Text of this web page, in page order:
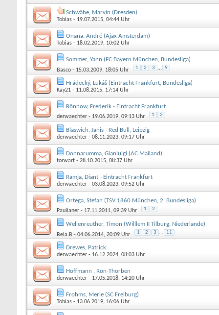
Schwäbe, Marvin (Dresden)
Tobias - 19.07.2015, 04:44 Uhr
Onana, André (Ajax Amsterdam)
Tobias - 18.02.2019, 10:02 Uhr
Sommer, Yann (FC Bayern München, Bundesliga)
Basco - 15.03.2009, 18:05 Uhr 1 2 3 ... 9
Hrádecký, Lukáš (Eintracht Frankfurt, Bundesliga)
Kay21 - 11.08.2015, 17:14 Uhr
Rönnow, Frederik - Eintracht Frankfurt
derwaechter - 19.06.2019, 09:13 Uhr 1 2
Blaswich, Janis - Red Bull, Leipzig
derwaechter - 08.11.2023, 09:17 Uhr
Donnarumma, Gianluigi (AC Mailand)
torwart - 28.10.2015, 08:37 Uhr
Ramja, Diant - Eintracht Frankfurt
derwaechter - 03.08.2023, 09:52 Uhr
Ortega, Stefan (TSV 1860 München, 2. Bundesliga)
Paulianer - 17.11.2011, 09:39 Uhr 1 2
Wellenreuther, Timon (Willlem II Tilburg, Niederlande)
Bela.B - 04.06.2014, 20:09 Uhr 1 2 3 ... 11
Drewes, Patrick
derwaechter - 16.12.2024, 08:03 Uhr
Hoffmann , Ron-Thorben
derwaechter - 17.05.2018, 14:20 Uhr
Frohms, Merle (SC Freiburg)
Tobias - 13.06.2019, 16:06 Uhr